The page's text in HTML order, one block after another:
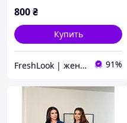
800₴
Купить
FreshLook | женская одежда 91%